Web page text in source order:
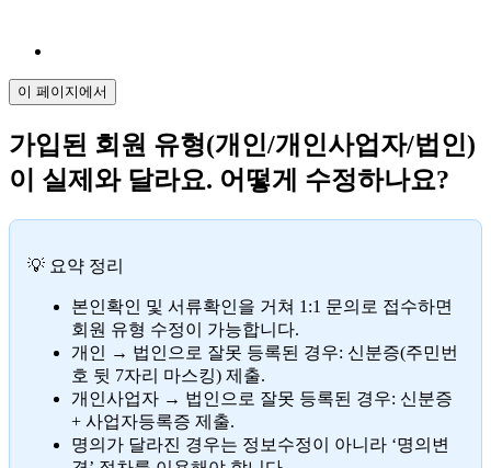
이 페이지에서
가입된 회원 유형(개인/개인사업자/법인)
이 실제와 달라요. 어떻게 수정하나요?
💡 요약 정리
본인확인 및 서류확인을 거쳐 1:1 문의로 접수하면
회원 유형 수정이 가능합니다.
개인 → 법인으로 잘못 등록된 경우: 신분증(주민번
호 뒷 7자리 마스킹) 제출.
개인사업자 → 법인으로 잘못 등록된 경우: 신분증
+ 사업자등록증 제출.
명의가 달라진 경우는 정보수정이 아니라 ‘명의변